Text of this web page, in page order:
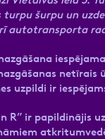
turpu šurpu un
autotransporta
netīrais
uzpildi ir
R” ir papildinājis